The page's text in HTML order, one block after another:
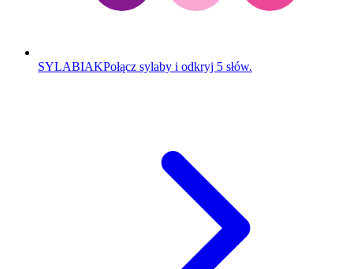
SYLABIAKPołącz sylaby i odkryj 5 słów.